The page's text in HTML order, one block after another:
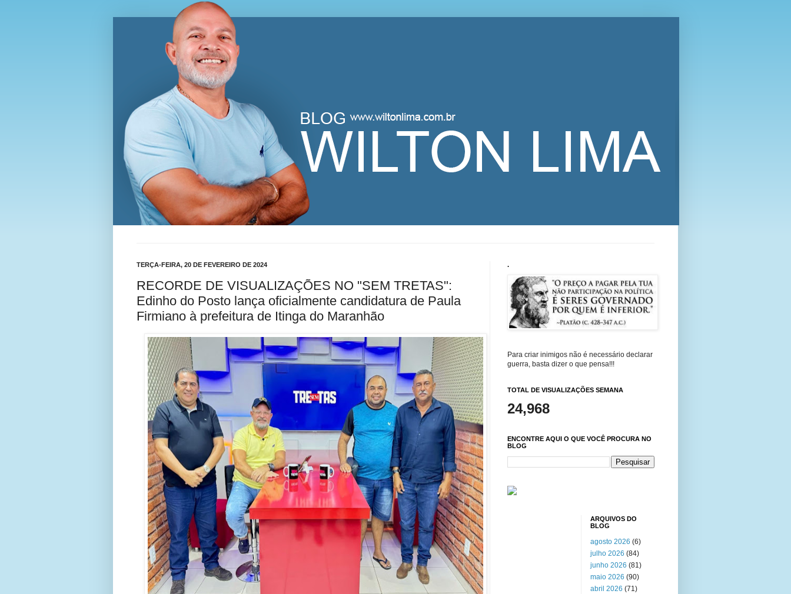
Blog Wilton Lima
TERÇA-FEIRA, 20 DE FEVEREIRO DE 2024
RECORDE DE VISUALIZAÇÕES NO "SEM TRETAS":
Edinho do Posto lança oficialmente candidatura de Paula
Firmiano à prefeitura de Itinga do Maranhão
.
Para criar inimigos não é necessário declarar
guerra, basta dizer o que pensa!!!
TOTAL DE VISUALIZAÇÕES SEMANA
24,968
ENCONTRE AQUI O QUE VOCÊ PROCURA NO
BLOG
ARQUIVOS DO
BLOG
agosto 2026 (6)
julho 2026 (84)
junho 2026 (81)
maio 2026 (90)
abril 2026 (71)